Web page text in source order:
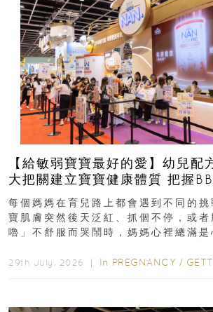
【給敏弱寶寶最好的愛】幼兒配
大把關建立寶寶健康體質 把握
每個媽媽在育兒路上都會遇到不同的
寶肌膚突然後天泛紅、抓個不停，或者
嚕」不舒服而哭鬧時，媽媽心裡總滿是
29th July, 2026 ｜ In PREGNANCY /